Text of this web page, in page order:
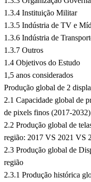
1.3.4 Instituição Militar
1.3.5 Indústria de TV e
1.3.6 Indústria de
1.3.7 Outros
1.4 Objetivos do Estudo
1,5 anos considerados
Produção global de 2
2.1 Capacidade global de
de pixels finos (2017-2032)
2.2 Produção global de
região: 2017 VS 2021 VS
2.3 Produção global de
região
2.3.1 Produção histórica